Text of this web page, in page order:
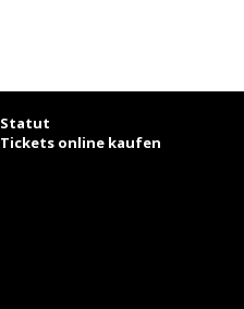
Statut
Tickets online kaufen